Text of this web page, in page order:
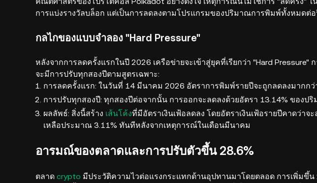
การแบ่งรางวัลบล็อก แต่เป็นการลดลงตามโปรแกรมของปริมาณการพิมพ์ทั้งหมดต่
กลไกของแบบจำลอง "Hard Pressure"
หลังจากการลดครั้งแรกในปี 2026 เครือข่ายจะเข้าสู่ยุคที่เรียกว่า "Hard Pressure"
จะมีการปรับทุกสองปีตามสูตรเฉพาะ:
การลดครั้งแรก: ในวันที่ 14 มีนาคม 2026 อัตราการพิมพ์รายปีจะถูกลดลงมากกว่
การปรับทุกสองปี: ทุกสองปีต่อจากนั้น การออกจะลดลงด้วยอัตรา 13.14% ของป
ผลลัพธ์: สิ่งนี้สร้าง เส้นโค้งที่มีอัตราเงินเฟ้อลดลง โดยอัตราเงินเฟ้อรายปีคาดว่าจ
เหลือประมาณ 3.11% ทันทีหลังจากเหตุการณ์ในเดือนมีนาคม
อารมณ์ของตลาดและการปรับตัวขึ้น 28.6%
ตลาด crypto มีประวัติความไวต่อแรงกระแทกด้านอุปทานมาโดยตลอด การเพิ่มขึ้น